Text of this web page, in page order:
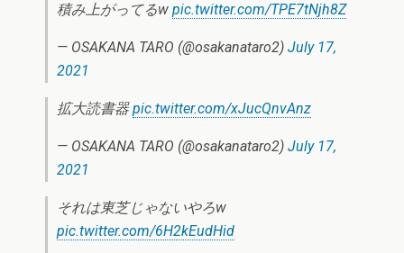
積み上がってるw pic.twitter.com/TPE7tNjh8Z
— OSAKANA TARO (@osakanataro2) July 17,
2021
拡大読書器pic.twitter.com/xJucQnvAnz
— OSAKANA TARO (@osakanataro2) July 17,
2021
それは東芝じゃないやろw
pic.twitter.com/6H2kEudHid